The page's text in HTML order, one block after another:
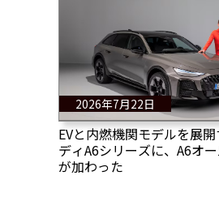
2026年7月22日
EVと内燃機関モデルを展
ディA6シリーズに、A6オ
が加わった